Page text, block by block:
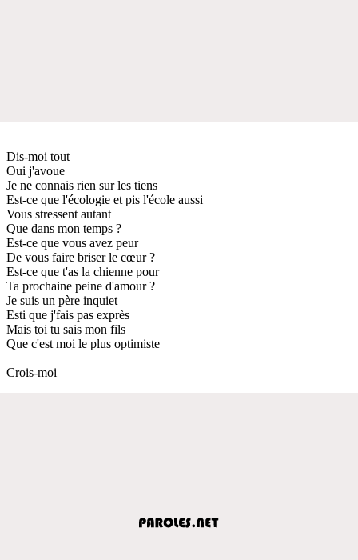
Dis-moi tout
Oui j'avoue
Je ne connais rien sur les tiens
Est-ce que l'écologie et pis l'école aussi
Vous stressent autant
Que dans mon temps ?
Est-ce que vous avez peur
De vous faire briser le cœur ?
Est-ce que t'as la chienne pour
Ta prochaine peine d'amour ?
Je suis un père inquiet
Esti que j'fais pas exprès
Mais toi tu sais mon fils
Que c'est moi le plus optimiste
Crois-moi